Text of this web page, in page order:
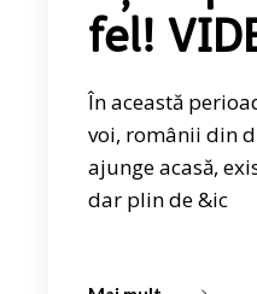
fel!
În această
voi, românii din
ajunge acasă,
dar plin de &ic